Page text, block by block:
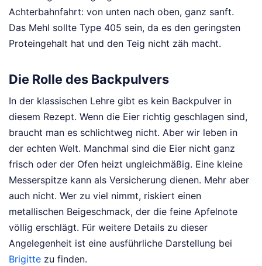
Achterbahnfahrt: von unten nach oben, ganz sanft.
Das Mehl sollte Type 405 sein, da es den geringsten
Proteingehalt hat und den Teig nicht zäh macht.
Die Rolle des Backpulvers
In der klassischen Lehre gibt es kein Backpulver in
diesem Rezept. Wenn die Eier richtig geschlagen sind,
braucht man es schlichtweg nicht. Aber wir leben in
der echten Welt. Manchmal sind die Eier nicht ganz
frisch oder der Ofen heizt ungleichmäßig. Eine kleine
Messerspitze kann als Versicherung dienen. Mehr aber
auch nicht. Wer zu viel nimmt, riskiert einen
metallischen Beigeschmack, der die feine Apfelnote
völlig erschlägt. Für weitere Details zu dieser
Angelegenheit ist eine ausführliche Darstellung bei
Brigitte zu finden.